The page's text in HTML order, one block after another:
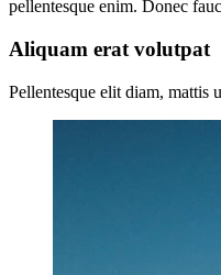
pellentesque enim. Donec
Aliquam erat volutpat
Pellentesque elit diam, mattis